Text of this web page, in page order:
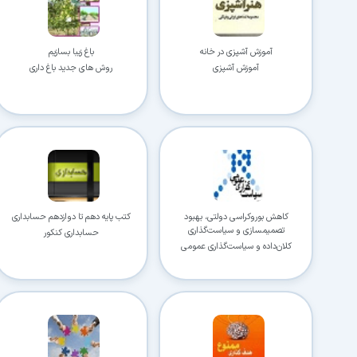
آموزش آشپزی در خانه
آموزش آشپزی
باغ زیبا بسازیم
روش های جدید باغ داری
کاهش بوروکراسی دولتی، بهبود
تصمیم‎سازی و سیاست‌گذاری
کلان‌داده و سیاست‌گذاری عمومی
کتب پایه دهم تا دوازدهم حسابداری
حسابداری کنکور